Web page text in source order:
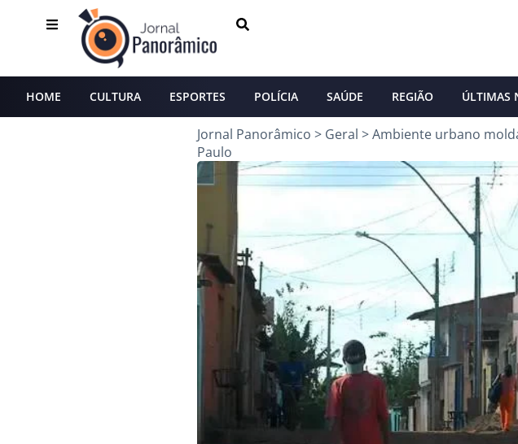
HOME CULTURA ESPORTES POLÍCIA SAÚDE REGIÃO ÚLTIMAS
Jornal Panorâmico > Geral >Ambiente urbano
Paulo